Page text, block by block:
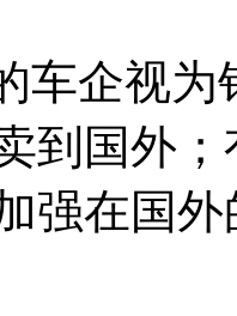
车企视
到国外
强在国